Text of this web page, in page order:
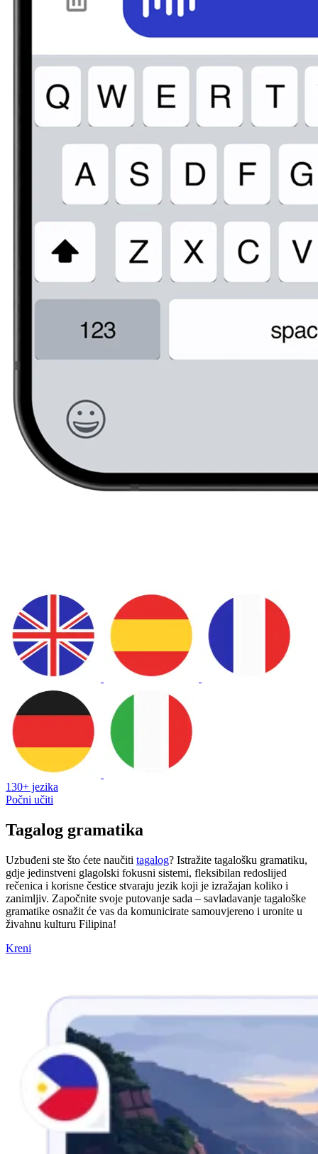
130+ jezika
Počni učiti
Tagalog gramatika
Uzbuđeni ste što ćete naučiti tagalog? Istražite tagalošku gramatiku,
gdje jedinstveni glagolski fokusni sistemi, fleksibilan redoslijed
rečenica i korisne čestice stvaraju jezik koji je izražajan koliko i
zanimljiv. Započnite svoje putovanje sada – savladavanje tagaloške
gramatike osnažit će vas da komunicirate samouvjereno i uronite u
živahnu kulturu Filipina!
Kreni